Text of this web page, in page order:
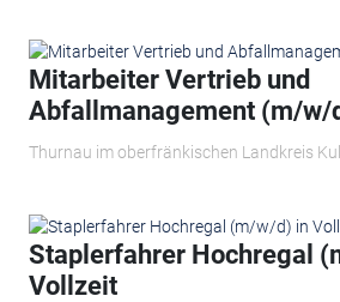
Mitarbeiter Vertrieb und
Abfallmanagement (m/w/
Thurnau im oberfränkischen Landkreis
Staplerfahrer Hochregal
Vollzeit